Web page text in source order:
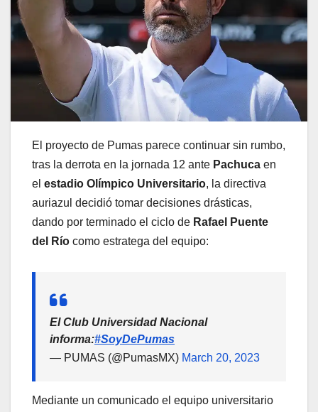
El proyecto de Pumas parece continuar sin rumbo,
tras la derrota en la jornada 12 ante Pachuca en
el estadio Olímpico Universitario, la directiva
auriazul decidió tomar decisiones drásticas,
dando por terminado el ciclo de Rafael Puente
del Río como estratega del equipo:
El Club Universidad Nacional
informa:#SoyDePumas
— PUMAS (@PumasMX) March 20, 2023
Mediante un comunicado el equipo universitario